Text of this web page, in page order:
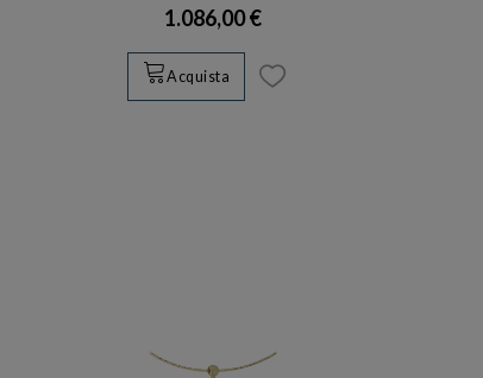
1.086,00 €
Acquista